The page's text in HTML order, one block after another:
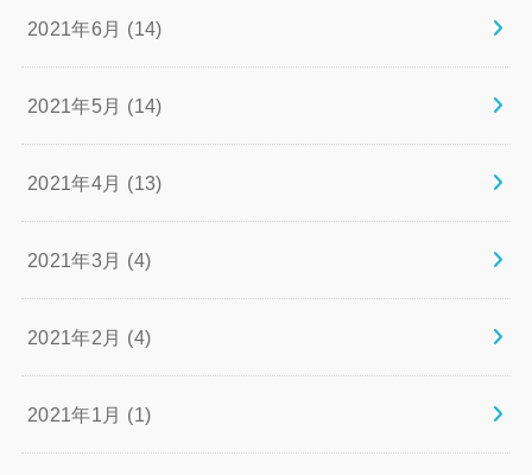
2021年6月 (14)
2021年5月 (14)
2021年4月 (13)
2021年3月 (4)
2021年2月 (4)
2021年1月 (1)